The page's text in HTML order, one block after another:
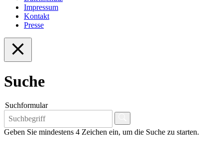
Impressum
Kontakt
Presse
Suche
Suchformular
Geben Sie mindestens 4 Zeichen ein, um die Suche zu starten.